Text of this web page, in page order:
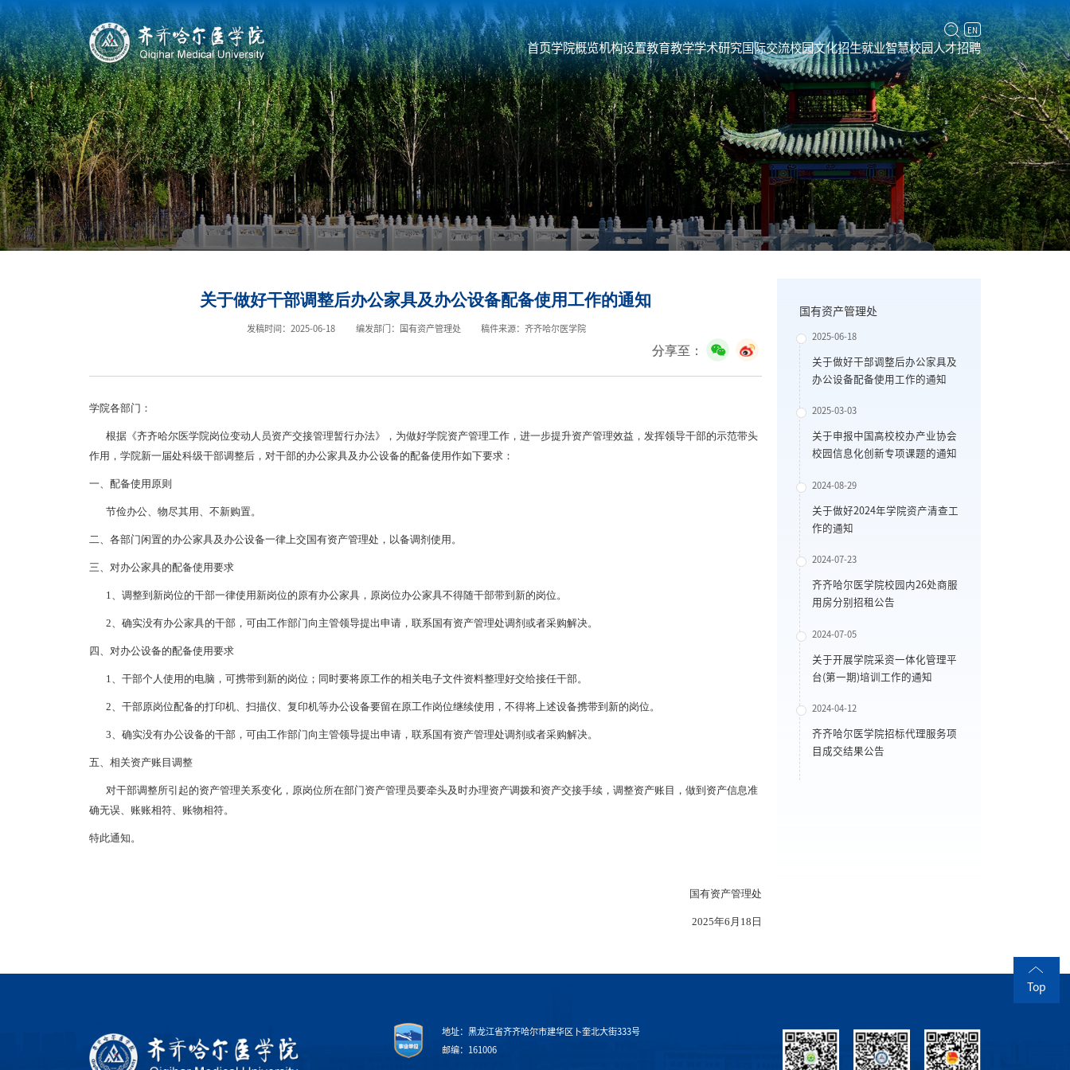
EN
首页学院概览机构设置教育教学学术研究国际交流校园文化招生就业智慧校园人才招聘
关于做好干部调整后办公家具及办公设备配备使用工作的通知
发稿时间：2025-06-18 编发部门：国有资产管理处 稿件来源：齐齐哈尔医学院
分享至：
学院各部门：
根据《齐齐哈尔医学院岗位变动人员资产交接管理暂行办法》，为做好学院资产管理工作，进一步提升资产管理效益，发挥领导干部的示范带头
作用，学院新一届处科级干部调整后，对干部的办公家具及办公设备的配备使用作如下要求：
一、配备使用原则
节俭办公、物尽其用、不新购置。
二、各部门闲置的办公家具及办公设备一律上交国有资产管理处，以备调剂使用。
三、对办公家具的配备使用要求
1、调整到新岗位的干部一律使用新岗位的原有办公家具，原岗位办公家具不得随干部带到新的岗位。
2、确实没有办公家具的干部，可由工作部门向主管领导提出申请，联系国有资产管理处调剂或者采购解决。
四、对办公设备的配备使用要求
1、干部个人使用的电脑，可携带到新的岗位；同时要将原工作的相关电子文件资料整理好交给接任干部。
2、干部原岗位配备的打印机、扫描仪、复印机等办公设备要留在原工作岗位继续使用，不得将上述设备携带到新的岗位。
3、确实没有办公设备的干部，可由工作部门向主管领导提出申请，联系国有资产管理处调剂或者采购解决。
五、相关资产账目调整
对干部调整所引起的资产管理关系变化，原岗位所在部门资产管理员要牵头及时办理资产调拨和资产交接手续，调整资产账目，做到资产信息准
确无误、账账相符、账物相符。
特此通知。
国有资产管理处
2025年6月18日
国有资产管理处
2025-06-18
关于做好干部调整后办公家具及
办公设备配备使用工作的通知
2025-03-03
关于申报中国高校校办产业协会
校园信息化创新专项课题的通知
2024-08-29
关于做好2024年学院资产清查工
作的通知
2024-07-23
齐齐哈尔医学院校园内26处商服
用房分别招租公告
2024-07-05
关于开展学院采资一体化管理平
台(第一期)培训工作的通知
2024-04-12
齐齐哈尔医学院招标代理服务项
目成交结果公告
Top
地址：黑龙江省齐齐哈尔市建华区卜奎北大街333号
邮编：161006